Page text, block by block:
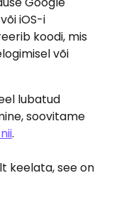
iOS-i
koodi, mis
või
lubatud
soovitame
.
keelata, see on